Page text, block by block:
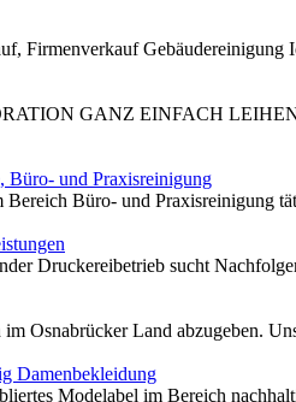
Firmenverkauf
GANZ EINFACH LEIHEN
Büro- und Praxisreinigung
Bereich Büro- und Praxisreinigung
Druckereibetrieb sucht
Osnabrücker Land abzugeben.
Damenbekleidung
Modelabel im Bereich